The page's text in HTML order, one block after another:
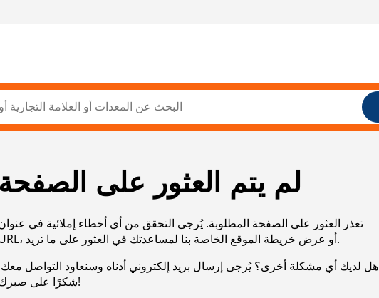
لم يتم العثور على الصفحة
تعذر العثور على الصفحة المطلوبة. يُرجى التحقق من أي أخطاء إملائية في
URL، أو عرض خريطة الموقع الخاصة بنا لمساعدتك في العثور على ما تريد.
هل لديك أي مشكلة أخرى؟ يُرجى إرسال بريد إلكتروني أدناه وسنعاود التواصل
شكرًا على صبرك!